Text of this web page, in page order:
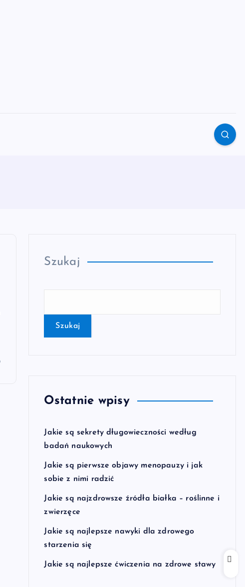
Szukaj
Szukaj
Ostatnie wpisy
Jakie są sekrety długowieczności według
badań naukowych
Jakie są pierwsze objawy menopauzy i jak
sobie z nimi radzić
Jakie są najzdrowsze źródła białka – roślinne i
zwierzęce
Jakie są najlepsze nawyki dla zdrowego
starzenia się
Jakie są najlepsze ćwiczenia na zdrowe stawy